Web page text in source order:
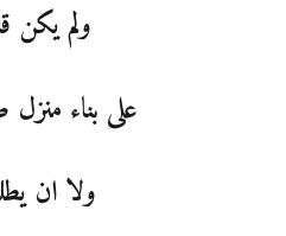
ولم يكن
على بناء
ولا ان